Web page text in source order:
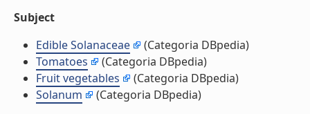
Subject
Edible Solanaceae
(Categoria DBpedia)
Tomatoes
(Categoria DBpedia)
Fruit vegetables
(Categoria DBpedia)
Solanum
(Categoria DBpedia)